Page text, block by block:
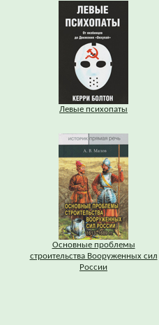
Левые психопаты
Основные проблемы
строительства Вооруженных сил
России